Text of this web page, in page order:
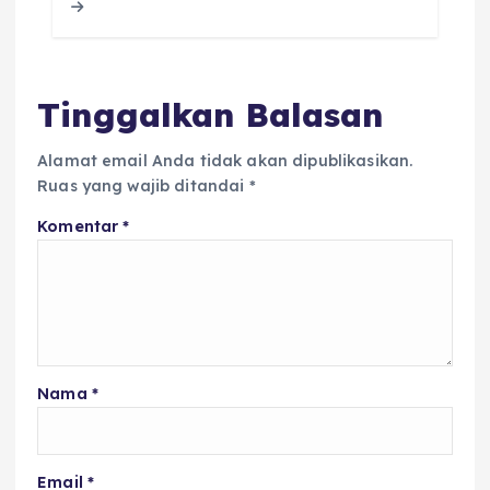
Tinggalkan Balasan
Alamat email Anda tidak akan dipublikasikan.
Ruas yang wajib ditandai *
Komentar*
Nama *
Email *